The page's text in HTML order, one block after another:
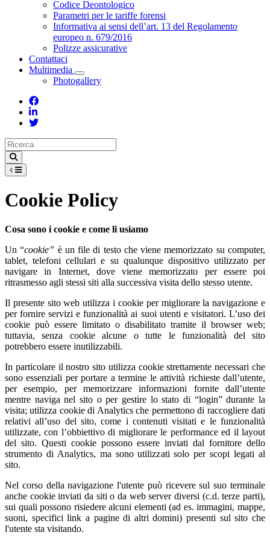
Codice Deontologico
Parametri per le tariffe forensi
Informativa ai sensi dell’art. 13 del Regolamento
europeo n. 679/2016
Polizze assicurative
Contattaci
Multimedia
Toggle Dropdown
Photogallery
Cookie Policy
Cosa sono i cookie e come li usiamo
Un “cookie” è un file di testo che viene memorizzato su computer,
tablet, telefoni cellulari e su qualunque dispositivo utilizzato per
navigare in Internet, dove viene memorizzato per essere poi
ritrasmesso agli stessi siti alla successiva visita dello stesso utente.
Il presente sito web utilizza i cookie per migliorare la navigazione e
per fornire servizi e funzionalità ai suoi utenti e visitatori. L’uso dei
cookie può essere limitato o disabilitato tramite il browser web;
tuttavia, senza cookie alcune o tutte le funzionalità del sito
potrebbero essere inutilizzabili.
In particolare il nostro sito utilizza cookie strettamente necessari che
sono essenziali per portare a termine le attività richieste dall’utente,
per esempio, per memorizzare informazioni fornite dall’utente
mentre naviga nel sito o per gestire lo stato di “login” durante la
visita; utilizza cookie di Analytics che permettono di raccogliere dati
relativi all’uso del sito, come i contenuti visitati e le funzionalità
utilizzate, con l’obbiettivo di migliorare le performance ed il layout
del sito. Questi cookie possono essere inviati dal fornitore dello
strumento di Analytics, ma sono utilizzati solo per scopi legati al
sito.
Nel corso della navigazione l'utente può ricevere sul suo terminale
anche cookie inviati da siti o da web server diversi (c.d. terze parti),
sui quali possono risiedere alcuni elementi (ad es. immagini, mappe,
suoni, specifici link a pagine di altri domini) presenti sul sito che
l'utente sta visitando.